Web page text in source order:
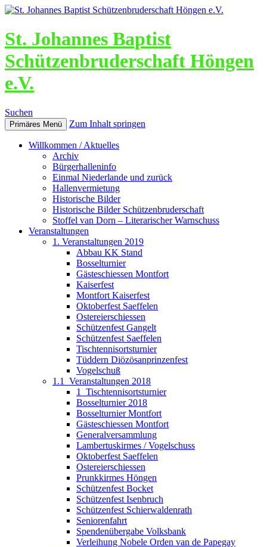
St. Johannes Baptist
Schützenbruderschaft Höngen
e.V.
Suchen
Primäres Menü Zum Inhalt springen
Willkommen / Aktuelles
Archiv
Bürgerhalleninfo
Einmal Niederlande und zurück
Hallenvermietung
Historische Bilder
Historische Bilder Schützenbruderschaft
Stoffel van Dorn – Literarischer Warnschuss
Veranstaltungen
1. Veranstaltungen 2019
Abbau KK Stand
Bosselturnier
Gästeschiessen Montfort
Kaiserfest
Montfort Kaiserfest
Oktoberfest Saeffelen
Ostereierschiessen
Schützenfest Gangelt
Schützenfest Saeffelen
Tischtennisortsturnier
Tüddern Diözösanprinzenfest
Vogelschuß
1.1_Veranstaltungen 2018
1_Tischtennisortsturnier
Bosselturnier 2018
Bosselturnier Montfort
Gästeschiessen Montfort
Generalversammlung
Lambertuskirmes / Vogelschuss
Oktoberfest Saeffelen
Ostereierschiessen
Prunkkirmes Höngen
Schützenfest Bocket
Schützenfest Isenbruch
Schützenfest Schierwaldenrath
Seniorenfahrt
Spendenübergabe Volksbank
Verleihung Nobele Orden van de Papegay